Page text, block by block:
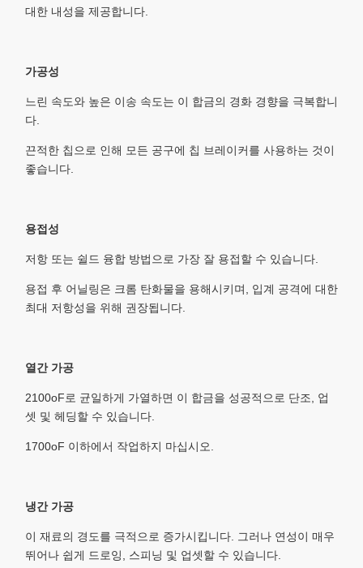
대한 내성을 제공합니다.
가공성
느린 속도와 높은 이송 속도는 이 합금의 경화 경향을 극복합니
다.
끈적한 칩으로 인해 모든 공구에 칩 브레이커를 사용하는 것이
좋습니다.
용접성
저항 또는 쉴드 융합 방법으로 가장 잘 용접할 수 있습니다.
용접 후 어닐링은 크롬 탄화물을 용해시키며, 입계 공격에 대한
최대 저항성을 위해 권장됩니다.
열간 가공
2100oF로 균일하게 가열하면 이 합금을 성공적으로 단조, 업
셋 및 헤딩할 수 있습니다.
1700oF 이하에서 작업하지 마십시오.
냉간 가공
이 재료의 경도를 극적으로 증가시킵니다. 그러나 연성이 매우
뛰어나 쉽게 드로잉, 스피닝 및 업셋할 수 있습니다.